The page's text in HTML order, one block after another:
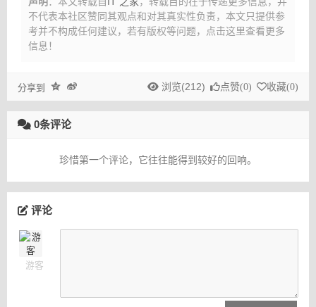
不代表本社区赞同其观点和对其真实性负责，本文只提供参
考并不构成任何建议， 若有版权等问题，点击这里查看更多
信息！
分享到 浏览(212) 点赞(0) 收藏(0)
0条评论
珍惜第一个评论，它往往能得到较好的回响。
评论
游客